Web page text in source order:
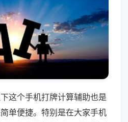
这个手机打牌计算辅助也是
单便捷。特别是在大家手机